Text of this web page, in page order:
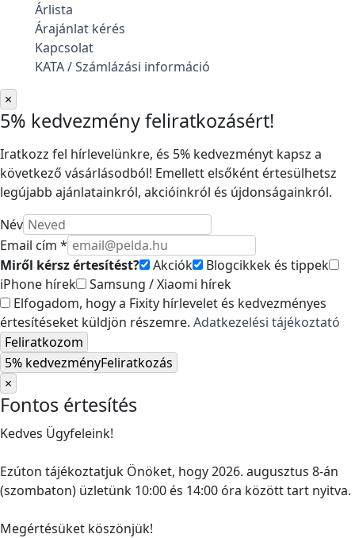
Árlista
Árajánlat kérés
Kapcsolat
KATA / Számlázási információ
×
5% kedvezmény feliratkozásért!
Iratkozz fel hírlevelünkre, és 5% kedvezményt kapsz a
következő vásárlásodból! Emellett elsőként értesülhetsz
legújabb ajánlatainkról, akcióinkról és újdonságainkról.
Név
Email cím *
Miről kérsz értesítést?
Akciók
Blogcikkek és tippek
iPhone hírek
Samsung / Xiaomi hírek
Elfogadom, hogy a Fixity hírlevelet és kedvezményes
értesítéseket küldjön részemre. Adatkezelési tájékoztató
Feliratkozom
5% kedvezményFeliratkozás
×
Fontos értesítés
Kedves Ügyfeleink!
Ezúton tájékoztatjuk Önöket, hogy 2026. augusztus 8-án
(szombaton) üzletünk 10:00 és 14:00 óra között tart nyitva.
Megértésüket köszönjük!